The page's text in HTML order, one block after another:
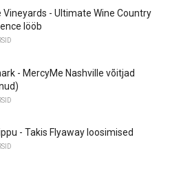
Vineyards - Ultimate Wine Country
lööb
- MercyMe Nashville võitjad
- Takis Flyaway loosimised